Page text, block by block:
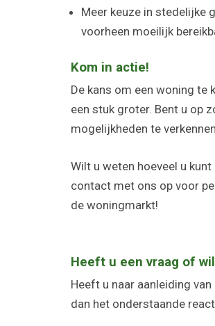
Meer keuze in stedelijke
voorheen moeilijk
Kom in actie!
De kans om een woning te
een stuk groter. Bent u op
mogelijkheden te
Wilt u weten hoeveel u
contact met ons op voor
de woningmarkt!
Heeft u een vraag of
Heeft u naar aanleiding
dan het onderstaande